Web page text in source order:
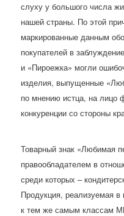
слуху у большого числа
нашей страны. По этой
маркированные данным
покупателей в
и «Пироежка» могли
изделия, выпущенные
по мнению истца, на лицо
конкуренции со стороны
Товарный знак «Любимая
правообладателем в
среди которых –
Продукция, реализуемая в
к тем же самым классам